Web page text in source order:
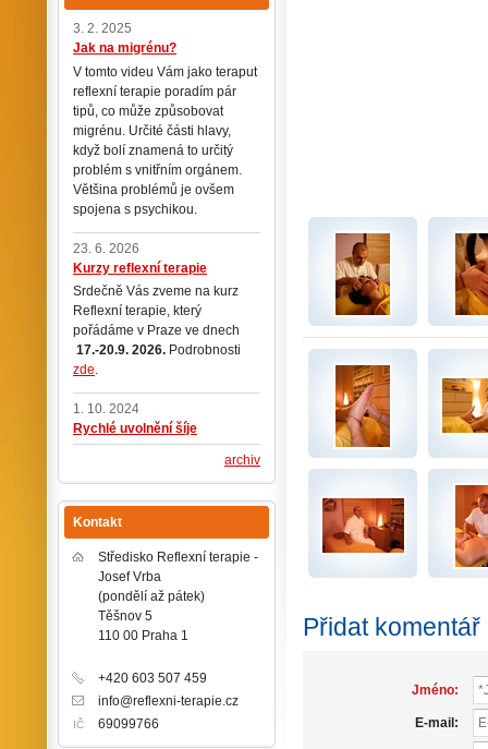
Přidat komentář
Jméno:
E-mail:
3. 2. 2025
Jak na migrénu?
V tomto videu Vám jako teraput
reflexní terapie poradím pár
tipů, co může způsobovat
migrénu. Určité části hlavy,
když bolí znamená to určitý
problém s vnitřním orgánem.
Většina problémů je ovšem
spojena s psychikou.
23. 6. 2026
Kurzy reflexní terapie
Srdečně Vás zveme na kurz
Reflexní terapie, který
pořádáme v Praze ve dnech
17.-20.9. 2026. Podrobnosti
zde.
1. 10. 2024
Rychlé uvolnění šíje
archiv
Kontakt
Středisko Reflexní terapie -
Josef Vrba
(pondělí až pátek)
Těšnov 5
110 00 Praha 1
+420 603 507 459
info@reflexni-terapie.cz
IČ 69099766